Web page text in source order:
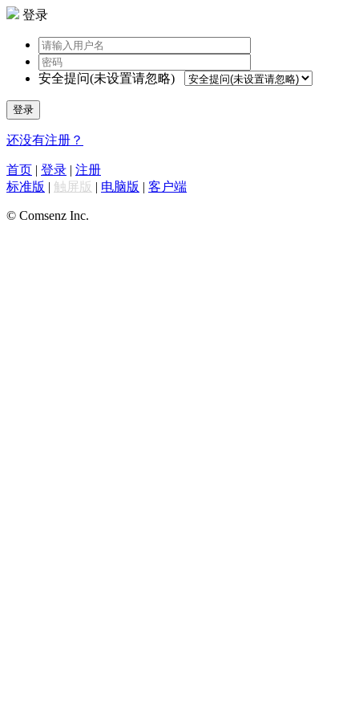
登录
安全提问(未设置请忽略)
登录
还没有注册？
首页 | 登录 | 注册
标准版 | 触屏版 | 电脑版 | 客户端
© Comsenz Inc.